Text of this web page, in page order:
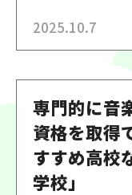
しく解説して
漫画を描き始
2025.10.7
専門的に音
資格を取得
すすめ高校
学校」